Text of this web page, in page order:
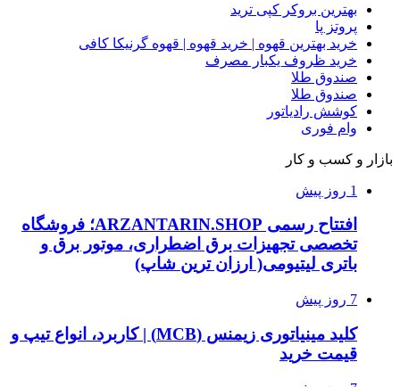
بهترین بروکر کپی ترید
پروتز پا
خرید بهترین قهوه | خرید قهوه | قهوه گرنیکا کافی
خرید ظروف یکبار مصرف
صندوق طلا
صندوق طلا
کوشش رادیاتور
وام فوری
بازار و کسب و کار
1 روز پیش
افتتاح رسمی ARZANTARIN.SHOP؛ فروشگاه
تخصصی تجهیزات برق اضطراری، موتور برق و
باتری لیتیومی( ارزان ترین شاپ)
7 روز پیش
کلید مینیاتوری زیمنس (MCB) | کاربرد، انواع تیپ و
قیمت خرید